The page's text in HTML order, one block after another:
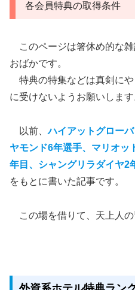
各会員特典の取得条件
このページは箸休め的な
おばかです。
特典の特集などは真剣に
に受けないようお願いします
以前、ハイアットグロー
ヤモンド6年選手、マリオッ
年目、シャングリラダイヤ2
をもとに書いた記事です。
この場を借りて、天上人の